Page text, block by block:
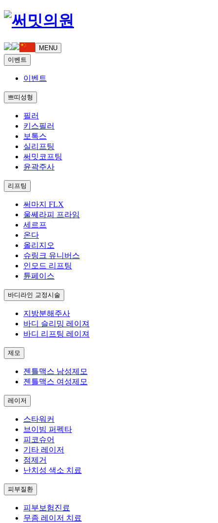
MENU
이벤트
이벤트
쁘띠성형
필러
키스필러
보톡스
실리프팅
써밋코프팅
윤곽주사
리프팅
써마지 FLX
울쎄라피 프라임
세르프
온다
올리지오
슈링크 유니버스
인모드 리프팅
튠페이스
바디라인 교정시술
지방분해주사
바디 슬리밍 레이져
바디 리프팅 레이져
제모
젠틀맥스 남성제모
젠틀맥스 여성제모
레이저
스타워커
브이빔 퍼펙타
피코슈어
기타 레이저
점제거
난치성 색소 치료
피부질환
피부보험진료
무좀 레이저 치료